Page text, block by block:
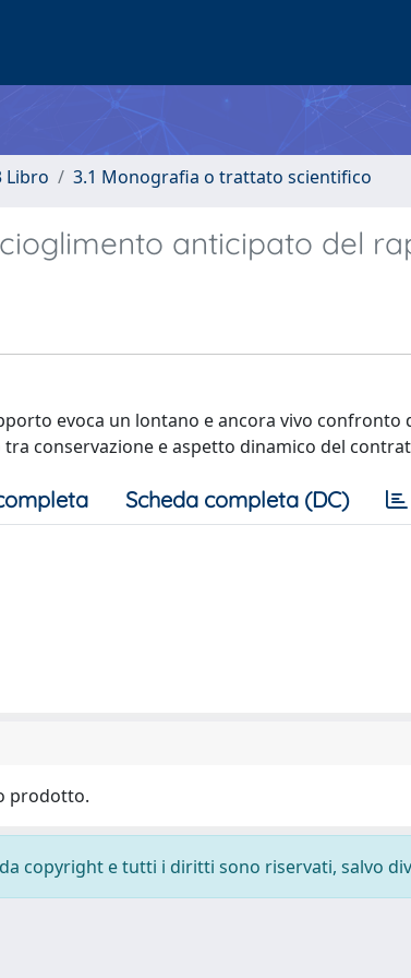
Libro 3.1 Monografia o trattato scientifico
anticipato del
evoca un lontano e ancora vivo
conservazione e aspetto dinamico del
Scheda completa (DC)
prodotto.
copyright e tutti i diritti sono riservati, salvo